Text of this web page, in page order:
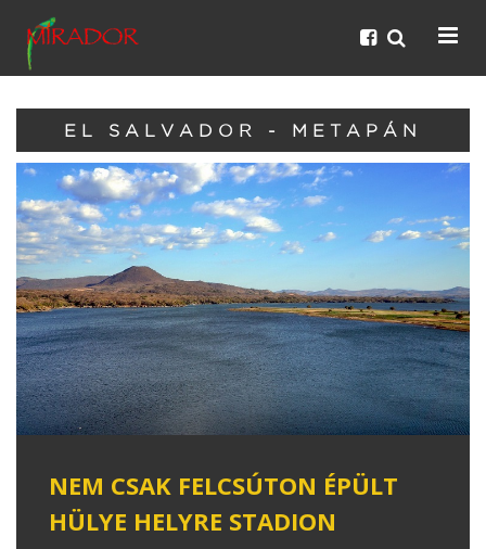
EL SALVADOR - METAPÁN
NEM CSAK FELCSÚTON ÉPÜLT
HÜLYE HELYRE STADION